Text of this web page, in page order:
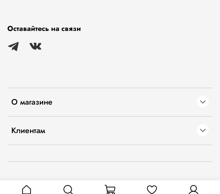
О магазине
Клиентам
Оставайтесь на связи